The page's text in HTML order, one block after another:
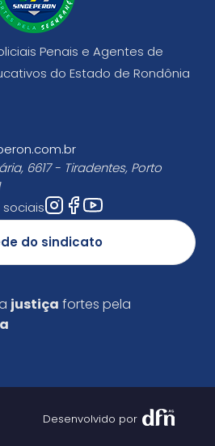
Penais e Agentes de
do Estado de Rondônia
6617 - Tiradentes, Porto
do sindicato
justiça fortes pela
Desenvolvido por